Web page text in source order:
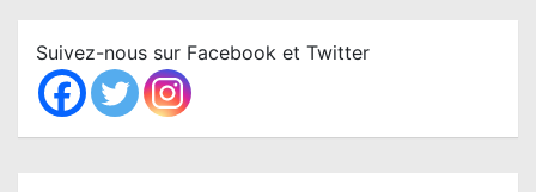
c
h
Suivez-nous sur Facebook et Twitter